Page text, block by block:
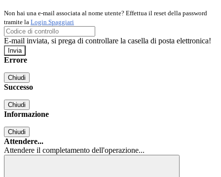
Non hai una e-mail associata al nome utente? Effettua il reset della password
tramite la Login Spaggiari
E-mail inviata, si prega di controllare la casella di posta elettronica!
Errore
Chiudi
Successo
Chiudi
Informazione
Chiudi
Attendere...
Attendere il completamento dell'operazione...